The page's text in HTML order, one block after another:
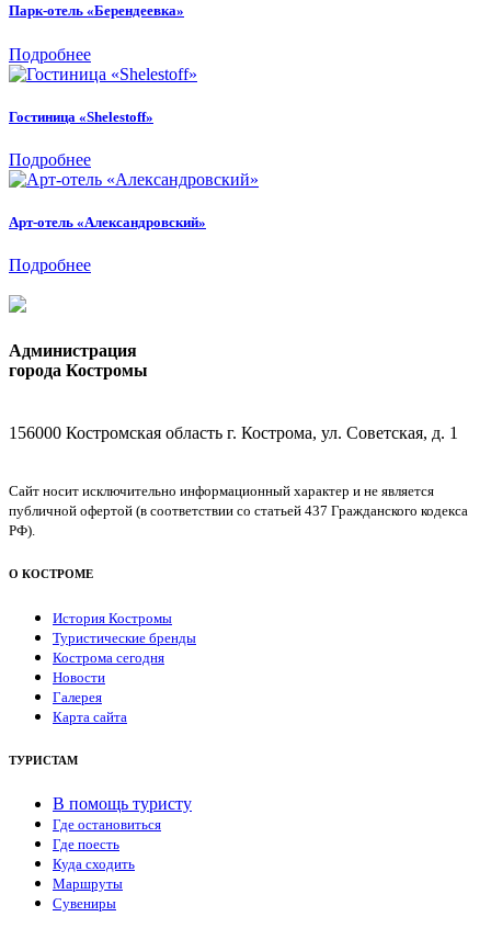
Парк-отель «Берендеевка»
Подробнее
Гостиница «Shelestoff»
Подробнее
Арт-отель «Александровский»
Подробнее
Администрация
города Костромы
156000 Костромская область г. Кострома, ул. Советская, д. 1
Сайт носит исключительно информационный характер и не является
публичной офертой (в соответствии со статьей 437 Гражданского кодекса
РФ).
О КОСТРОМЕ
История Костромы
Туристические бренды
Кострома сегодня
Новости
Галерея
Карта сайта
ТУРИСТАМ
В помощь туристу
Где остановиться
Где поесть
Куда сходить
Маршруты
Сувениры